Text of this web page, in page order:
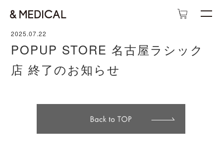
2025.07.22
POPUP STORE 名古屋ラシック
店 終了のお知らせ